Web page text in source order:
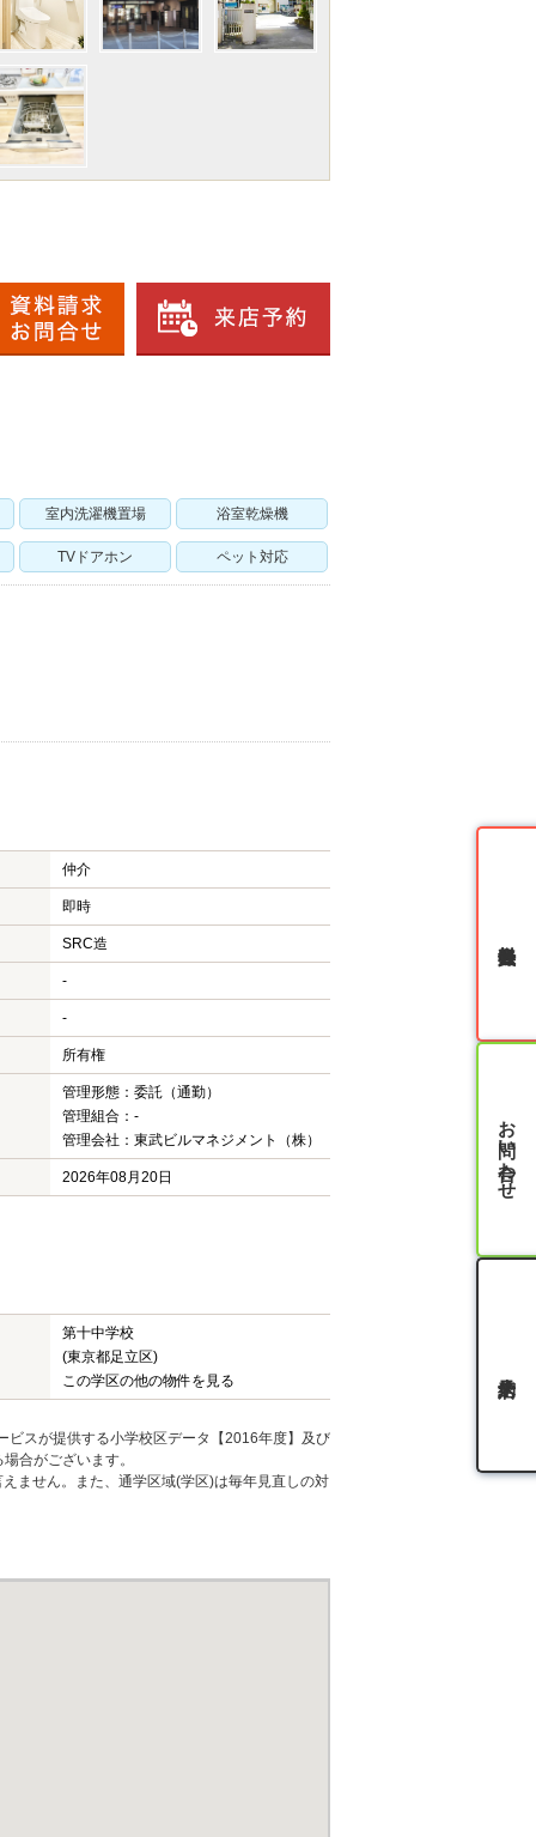
室内洗濯機置場 浴室乾燥機
TVドアホン ペット対応
仲介
即時
SRC造
-
-
所有権
管理形態：委託（通勤）
管理組合：-
管理会社：東武ビルマネジメント（株）
2026年08月20日
第十中学校
(東京都足立区)
この学区の他の物件を見る
ビスが提供する小学校区データ【2016年度】及び
合がございます。
ません。また、通学区域(学区)は毎年見直しの対
お問い合わせ